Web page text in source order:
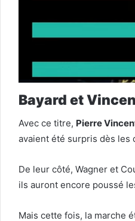
Bayard et
Avec ce titre, Pierre
avaient été surpris dès les
De leur côté, Wagner et
ils auront encore poussé
Mais cette fois, la marche